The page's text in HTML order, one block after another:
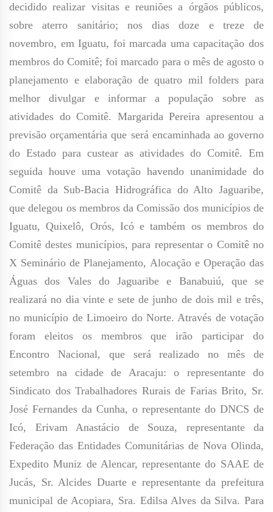
decidido realizar visitas e reuniões a órgãos públicos,
sobre aterro sanitário; nos dias doze e treze de
novembro, em Iguatu, foi marcada uma capacitação dos
membros do Comitê; foi marcado para o mês de agosto o
planejamento e elaboração de quatro mil folders para
melhor divulgar e informar a população sobre as
atividades do Comitê. Margarida Pereira apresentou a
previsão orçamentária que será encaminhada ao governo
do Estado para custear as atividades do Comitê. Em
seguida houve uma votação havendo unanimidade do
Comitê da Sub-Bacia Hidrográfica do Alto Jaguaribe,
que delegou os membros da Comissão dos municípios de
Iguatu, Quixelô, Orós, Icó e também os membros do
Comitê destes municípios, para representar o Comitê no
X Seminário de Planejamento, Alocação e Operação das
Águas dos Vales do Jaguaribe e Banabuiú, que se
realizará no dia vinte e sete de junho de dois mil e três,
no município de Limoeiro do Norte. Através de votação
foram eleitos os membros que irão participar do
Encontro Nacional, que será realizado no mês de
setembro na cidade de Aracaju: o representante do
Sindicato dos Trabalhadores Rurais de Farias Brito, Sr.
José Fernandes da Cunha, o representante do DNCS de
Icó, Erivam Anastácio de Souza, representante da
Federação das Entidades Comunitárias de Nova Olinda,
Expedito Muniz de Alencar, representante do SAAE de
Jucás, Sr. Alcides Duarte e representante da prefeitura
municipal de Acopiara, Sra. Edilsa Alves da Silva. Para